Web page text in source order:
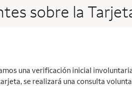
sobre la
una verificación inicial
se realizará una consulta